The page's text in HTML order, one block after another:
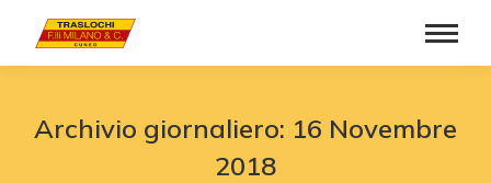
Archivio giornaliero: 16 Novembre
2018